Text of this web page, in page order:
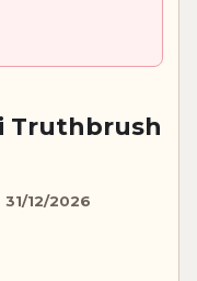
Truthbrush
12/2026